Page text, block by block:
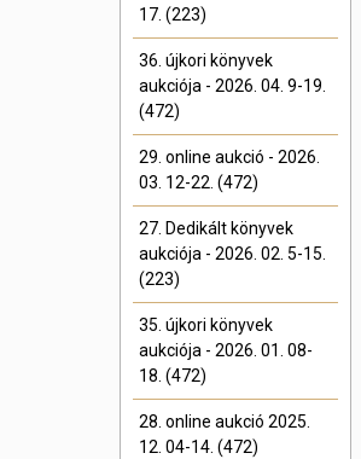
17. (223)
36. újkori könyvek
aukciója - 2026. 04. 9-19.
(472)
29. online aukció - 2026.
03. 12-22. (472)
27. Dedikált könyvek
aukciója - 2026. 02. 5-15.
(223)
35. újkori könyvek
aukciója - 2026. 01. 08-
18. (472)
28. online aukció 2025.
12. 04-14. (472)